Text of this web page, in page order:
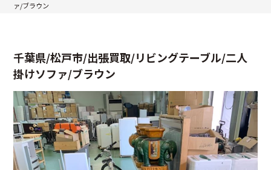
ァ/ブラウン
千葉県/松戸市/出張買取/リビングテーブル/二人
掛けソファ/ブラウン